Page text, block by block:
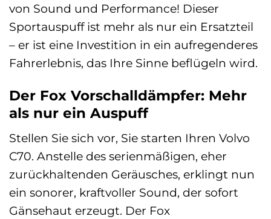
von Sound und Performance! Dieser
Sportauspuff ist mehr als nur ein Ersatzteil
– er ist eine Investition in ein aufregenderes
Fahrerlebnis, das Ihre Sinne beflügeln wird.
Der Fox Vorschalldämpfer: Mehr
als nur ein Auspuff
Stellen Sie sich vor, Sie starten Ihren Volvo
C70. Anstelle des serienmäßigen, eher
zurückhaltenden Geräusches, erklingt nun
ein sonorer, kraftvoller Sound, der sofort
Gänsehaut erzeugt. Der Fox